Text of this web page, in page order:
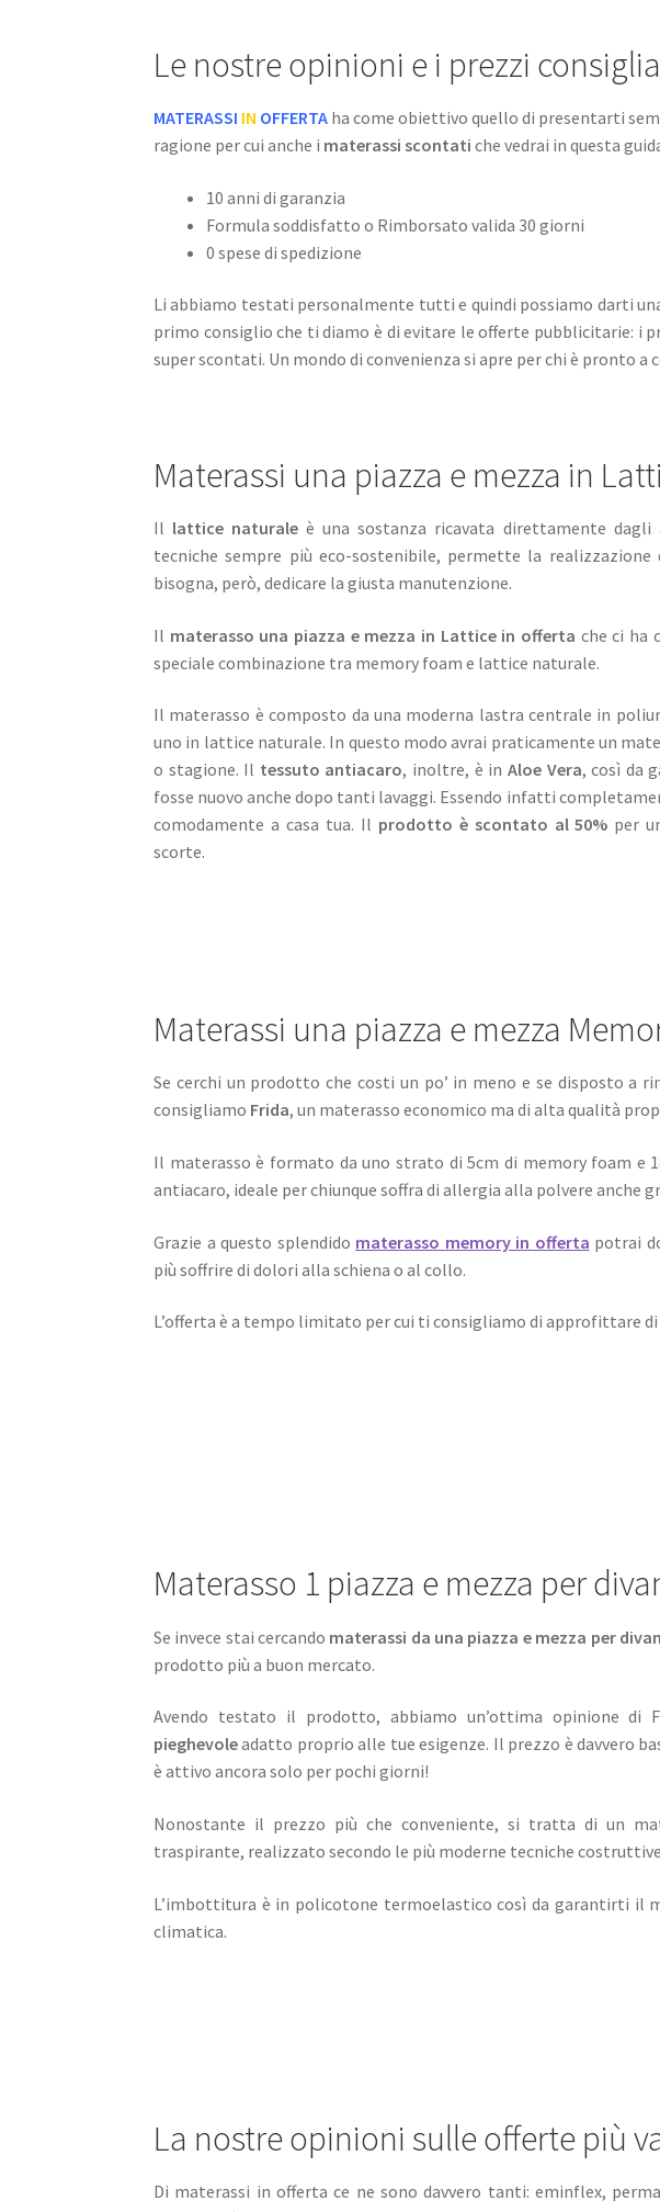
Le nostre opinioni e i prezzi
MATERASSI IN OFFERTA ha come obiettivo quello di presentarti
ragione per cui anche i materassi scontati che vedrai in questa
10 anni di garanzia
Formula soddisfatto o Rimborsato valida 30 giorni
0 spese di spedizione
Li abbiamo testati personalmente tutti e quindi possiamo darti
primo consiglio che ti diamo è di evitare le offerte pubblicitarie: i
super scontati. Un mondo di convenienza si apre per chi è
Materassi una piazza e mezza in
Il lattice naturale è una sostanza ricavata direttamente
tecniche sempre più eco-sostenibile, permette la
bisogna, però, dedicare la giusta manutenzione.
Il materasso una piazza e mezza in Lattice in offerta che ci ha
speciale combinazione tra memory foam e lattice naturale.
Il materasso è composto da una moderna lastra centrale in
uno in lattice naturale. In questo modo avrai praticamente un
o stagione. Il tessuto antiacaro, inoltre, è in Aloe Vera, così da
fosse nuovo anche dopo tanti lavaggi. Essendo infatti
comodamente a casa tua. Il prodotto è scontato al 50% per
scorte.
Materassi una piazza e mezza
Se cerchi un prodotto che costi un po’ in meno e se disposto
consigliamo Frida, un materasso economico ma di alta qualità
Il materasso è formato da uno strato di 5cm di memory foam e
antiacaro, ideale per chiunque soffra di allergia alla polvere anche
Grazie a questo splendido materasso memory in offerta potrai
più soffrire di dolori alla schiena o al collo.
L’offerta è a tempo limitato per cui ti consigliamo di approfittare
Materasso 1 piazza e mezza per
Se invece stai cercando materassi da una piazza e mezza per
prodotto più a buon mercato.
Avendo testato il prodotto, abbiamo un’ottima opinione di
pieghevoleadatto proprio alle tue esigenze. Il prezzo è davvero
è attivo ancora solo per pochi giorni!
Nonostante il prezzo più che conveniente, si tratta di un
traspirante, realizzato secondo le più moderne tecniche
L’imbottitura è in policotone termoelastico così da garantirti il
climatica.
La nostre opinioni sulle offerte più
Di materassi in offerta ce ne sono davvero tanti: eminflex,